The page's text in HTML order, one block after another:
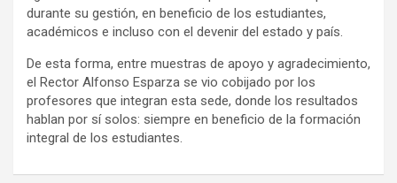
durante su gestión, en beneficio de los estudiantes,
académicos e incluso con el devenir del estado y país.
De esta forma, entre muestras de apoyo y agradecimiento,
el Rector Alfonso Esparza se vio cobijado por los
profesores que integran esta sede, donde los resultados
hablan por sí solos: siempre en beneficio de la formación
integral de los estudiantes.